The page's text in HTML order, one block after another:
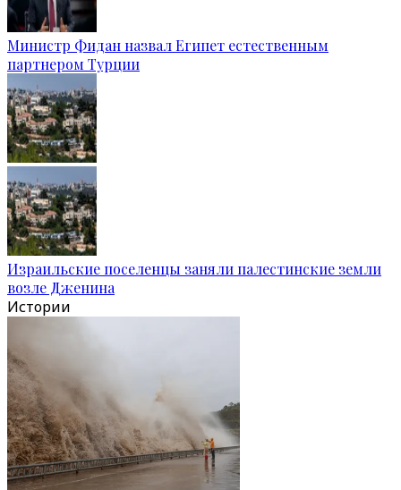
Министр Фидан назвал Египет естественным
партнером Турции
Израильские поселенцы заняли палестинские земли
возле Дженина
Истории